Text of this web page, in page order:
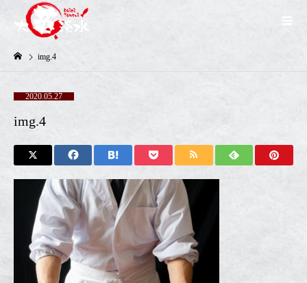
img.4
2020.05.27
img.4